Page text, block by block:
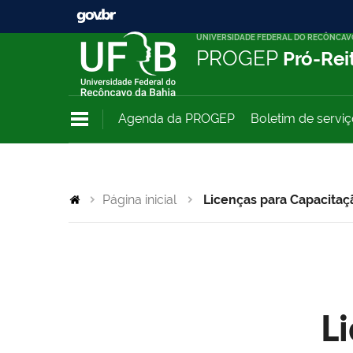
UNIVERSIDADE FEDERAL DO
PROGEP Pró-
Agenda da PROGEP Boletim de
Página inicial Licenças para